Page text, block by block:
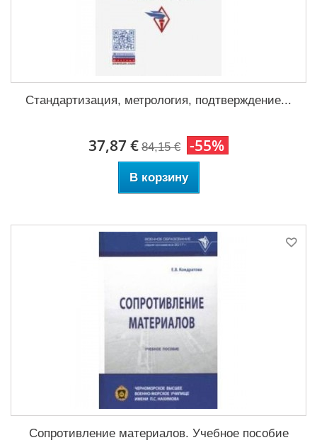
Стандартизация, метрология, подтверждение...
37,87 € 84,15 € -55%
В корзину
Сопротивление материалов. Учебное пособие